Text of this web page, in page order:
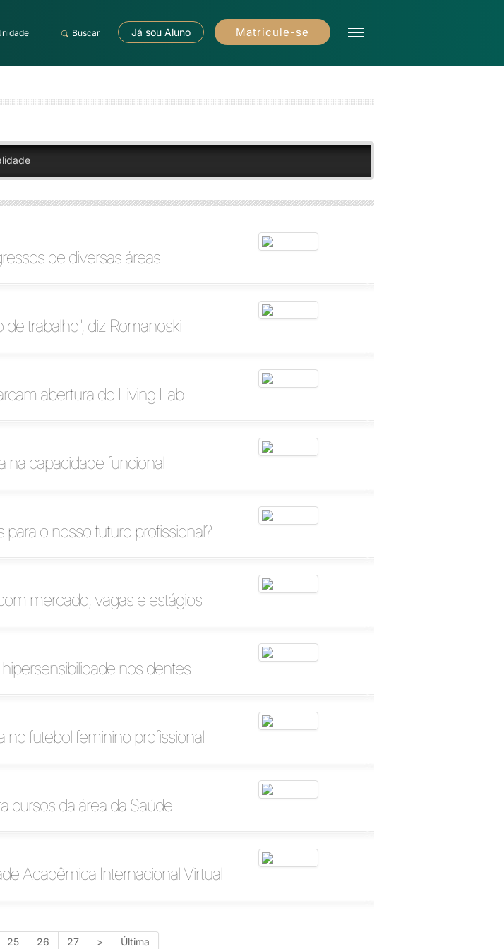
Buscar Já sou Aluno Matricule-se
de diversas áreas
trabalho", diz Romanoski
abertura do Living Lab
na capacidade funcional
o nosso futuro profissional?
mercado, vagas e estágios
nos dentes
no futebol feminino profissional
cursos da área da Saúde
Acadêmica Internacional Virtual
25 26 27 > Última